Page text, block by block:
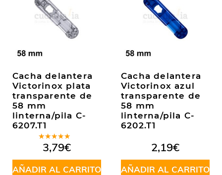
Cacha delantera
Victorinox plata
transparente de
58 mm
linterna/pila C-
6207.T1
Valorado
en5.00de
5
3,79€
AÑADIR AL CARRITO
Cacha delantera
Victorinox azul
transparente de
58 mm
linterna/pila C-
6202.T1
2,19€
AÑADIR AL CARRITO